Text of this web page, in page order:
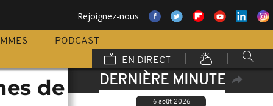
Rejoignez-nous
PODCAST
EN DIRECT
DERNIÈRE MINUTE
6 août 2026
de